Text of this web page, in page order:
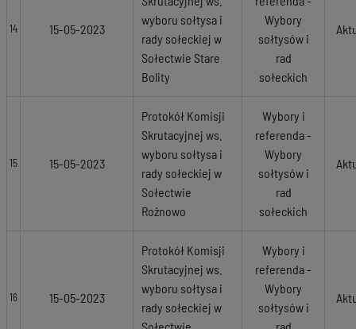
14 15-05-2023
wyboru sołtysa i
rady sołeckiej w
Sołectwie Stare
Bolity
Wybory
sołtysów i
rad
sołeckich
15 15-05-2023
Protokół Komisji
Skrutacyjnej ws.
wyboru sołtysa i
rady sołeckiej w
Sołectwie
Rożnowo
Wybory i
referenda -
Wybory
sołtysów i
rad
sołeckich
16 15-05-2023
Protokół Komisji
Skrutacyjnej ws.
wyboru sołtysa i
rady sołeckiej w
Wybory i
referenda -
Wybory
sołtysów i